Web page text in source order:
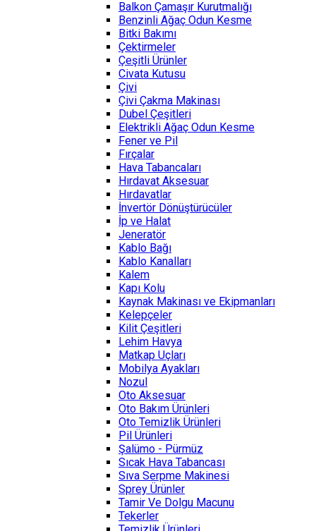
Balkon Çamaşır Kurutmalığı
Benzinli Ağaç Odun Kesme
Bitki Bakımı
Çektirmeler
Çeşitli Ürünler
Civata Kutusu
Çivi
Çivi Çakma Makinası
Dubel Çeşitleri
Elektrikli Ağaç Odun Kesme
Fener ve Pil
Fırçalar
Hava Tabancaları
Hırdavat Aksesuar
Hırdavatlar
İnvertör Dönüştürücüler
İp ve Halat
Jeneratör
Kablo Bağı
Kablo Kanalları
Kalem
Kapı Kolu
Kaynak Makinası ve Ekipmanları
Kelepçeler
Kilit Çeşitleri
Lehim Havya
Matkap Uçları
Mobilya Ayakları
Nozul
Oto Aksesuar
Oto Bakım Ürünleri
Oto Temizlik Ürünleri
Pil Ürünleri
Şalümo - Pürmüz
Sıcak Hava Tabancası
Sıva Serpme Makinesi
Sprey Ürünler
Tamir Ve Dolgu Macunu
Tekerler